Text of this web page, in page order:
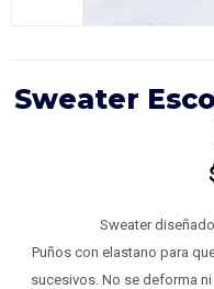
Sweater
Sweater
Puños con elastano para
sucesivos. No se deforma